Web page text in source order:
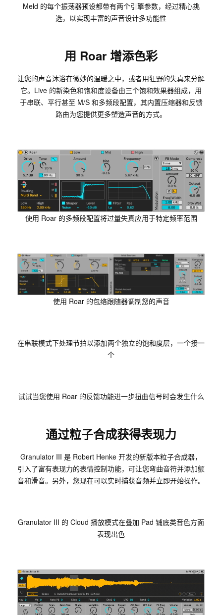
Meld 的每个振荡器预设都带有两个引擎参数，经过精心挑
选，以实现丰富的声音设计多功能性
用 Roar 增添色彩
让您的声音沐浴在微妙的温暖之中，或者用狂野的失真来分解
它。Live 的新染色和饱和度设备由三个饱和效果器组成，用
于串联、平行甚至 M/S 和多频段配置，其内置压缩器和反馈
路由为您提供更多塑造声音的方式。
使用 Roar 的多频段配置将过量失真应用于特定频率范围
使用 Roar 的包络跟随器调制您的声音
在串联模式下处理节拍以添加两个独立的饱和度层，一个接一
个
试试当您使用 Roar 的反馈功能进一步扭曲信号时会发生什么
通过粒子合成获得表现力
Granulator III 是 Robert Henke 开发的新版本粒子合成器，
引入了富有表现力的表情控制功能，可让您弯曲音符并添加颤
音和滑音。另外，您现在可以实时捕获音频并立即开始操作。
Granulator III 的 Cloud 播放模式在叠加 Pad 铺底类音色方面
表现出色